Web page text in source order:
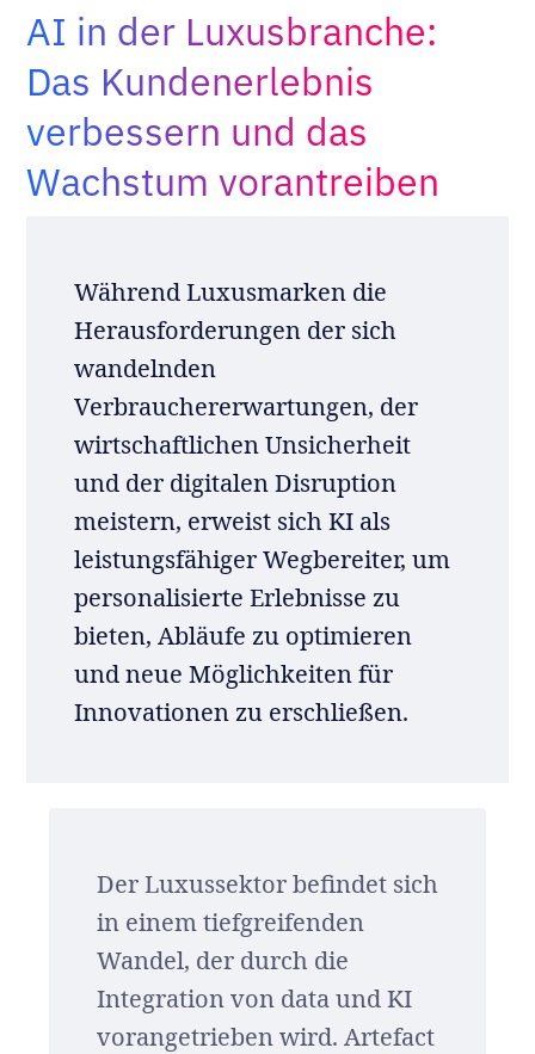
Adopt AI
nach:
DE
AI in der Luxusbranche:
Das Kundenerlebnis
verbessern und das
Wachstum vorantreiben
Während Luxusmarken die
Herausforderungen der sich
wandelnden
Verbrauchererwartungen, der
wirtschaftlichen Unsicherheit
und der digitalen Disruption
meistern, erweist sich KI als
leistungsfähiger Wegbereiter, um
personalisierte Erlebnisse zu
bieten, Abläufe zu optimieren
und neue Möglichkeiten für
Innovationen zu erschließen.
Der Luxussektor befindet sich
in einem tiefgreifenden
Wandel, der durch die
Integration von data und KI
vorangetrieben wird. Artefact